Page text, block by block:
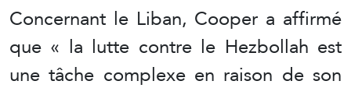
Concernant le Liban, Cooper a affirmé
que « la lutte contre le Hezbollah est
une tâche complexe en raison de son